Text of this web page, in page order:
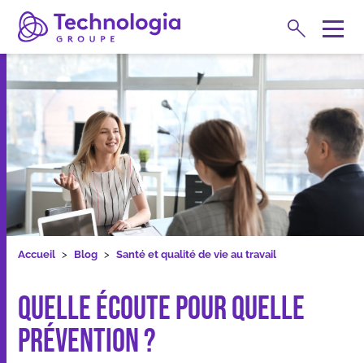
Rechercher
e
u
Expertises
Formations
Accueil Blog Santé et qualité de vie au travail
Quelle écoute pour quelle prévention ?
Quelle écoute pour quelle
prévention ?